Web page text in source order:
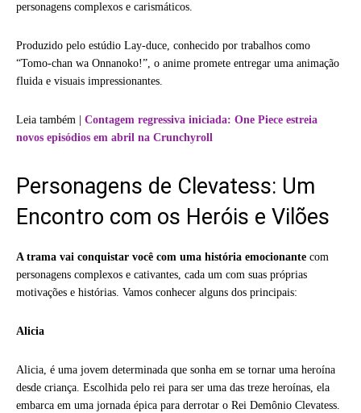
personagens complexos e carismáticos.
Produzido pelo estúdio Lay-duce, conhecido por trabalhos como
“Tomo-chan wa Onnanoko!”, o anime promete entregar uma animação
fluida e visuais impressionantes.
Leia também | Contagem regressiva iniciada: One Piece estreia
novos episódios em abril na Crunchyroll
Personagens de Clevatess: Um
Encontro com os Heróis e Vilões
A trama vai conquistar você com uma história emocionante com
personagens complexos e cativantes, cada um com suas próprias
motivações e histórias. Vamos conhecer alguns dos principais:
Alicia
Alicia, é uma jovem determinada que sonha em se tornar uma heroína
desde criança. Escolhida pelo rei para ser uma das treze heroínas, ela
embarca em uma jornada épica para derrotar o Rei Demônio Clevatess.